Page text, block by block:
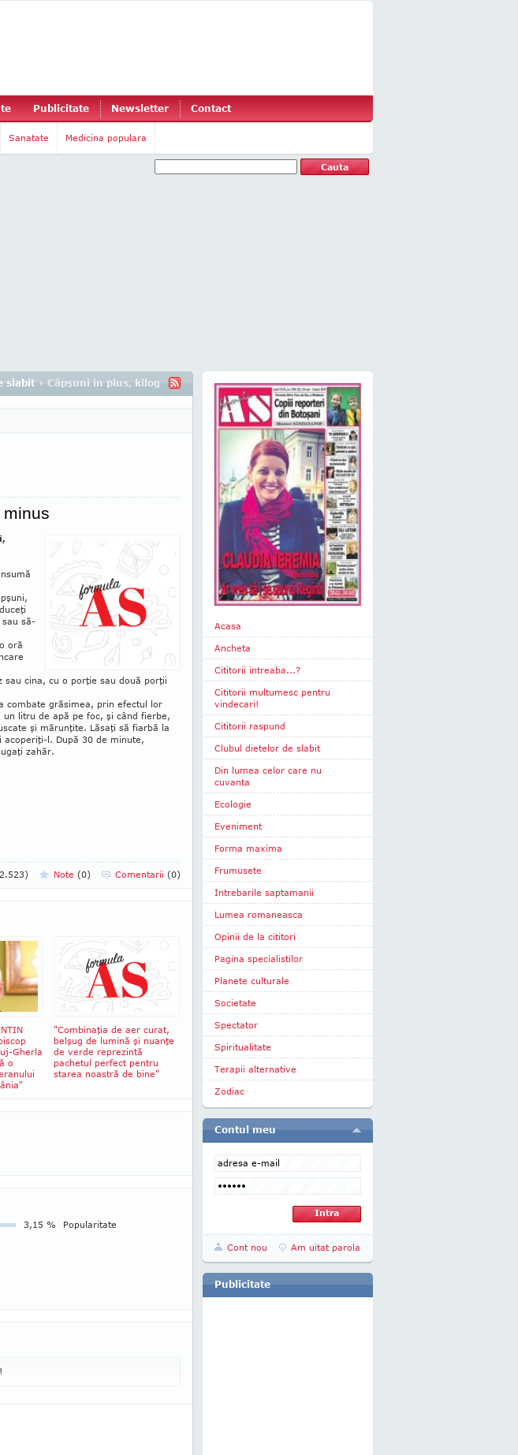
Publicitate Newsletter Contact
Sanatate Medicina populara
slabit › Căpşuni în plus, kilograme în minus
sau să­
oră
cina, cu o porţie sau două porţii
combate grăsimea, prin efectul lor
litru de apă pe foc, şi când fierbe,
şi mărunţite. Lăsaţi să fiarbă la
l. După 30 de minute,
zahăr.
Note (0) Comentarii (0)
Gherla
o
"Combinaţia de aer curat,
belşug de lumină şi nuanţe
de verde reprezintă
pachetul perfect pentru
starea noastră de bine"
Popularitate
3,15 %
!
Acasa
Ancheta
Cititorii intreaba...?
Cititorii multumesc pentru
vindecari!
Cititorii raspund
Clubul dietelor de slabit
Din lumea celor care nu
cuvanta
Ecologie
Eveniment
Forma maxima
Frumusete
Intrebarile saptamanii
Lumea romaneasca
Opinii de la cititori
Pagina specialistilor
Planete culturale
Societate
Spectator
Spiritualitate
Terapii alternative
Zodiac
Contul meu
Cont nou Am uitat parola
Publicitate